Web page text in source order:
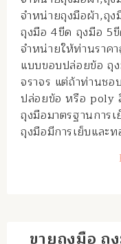
จำหน่ายถุงมือผ้า,ถุ
ถุงมือ 4ขีด ถุงมือ 5
จำหน่ายให้ท่านราค
แบบขอบปล่อยข้อ ถุ
จราจร แต่ถ้าท่านช
ปล่อยข้อ หรือ poly
ถุงมือมาตรฐานการ
ถุงมือมีการเย็บและ